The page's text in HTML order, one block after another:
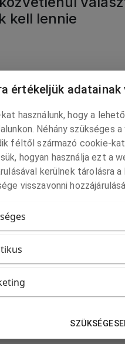
kell lennie
minden idők
értékeljük adatainak
használunk, hogy a
Néhány szükséges
féltől származó cookie-
hogyan használja ezt a
kerülnek tárolásra
visszavonni